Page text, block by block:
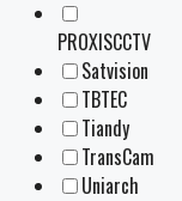
PROXISCCTV
Satvision
TBTEC
Tiandy
TransCam
Uniarch